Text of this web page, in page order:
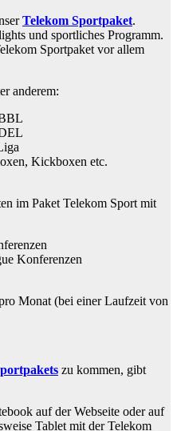
Telekom Sportpaket.
und sportliches Programm.
Sportpaket vor allem
anderem:
Kickboxen etc.
im Paket Telekom Sport mit
Konferenzen
Monat (bei einer Laufzeit von
zu kommen, gibt
auf der Webseite oder auf
Tablet mit der Telekom